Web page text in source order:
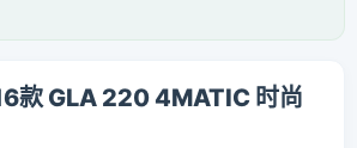
款 GLA 220 4MATIC 时尚